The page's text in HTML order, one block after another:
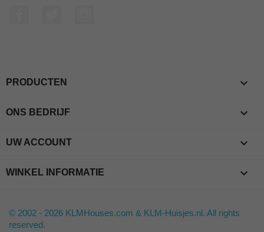
PRODUCTEN 
ONS BEDRIJF 
UW ACCOUNT 
WINKEL INFORMATIE keyboard_arrow_down
© 2002 - 2026 KLMHouses.com & KLM-Huisjes.nl. All rights
reserved.